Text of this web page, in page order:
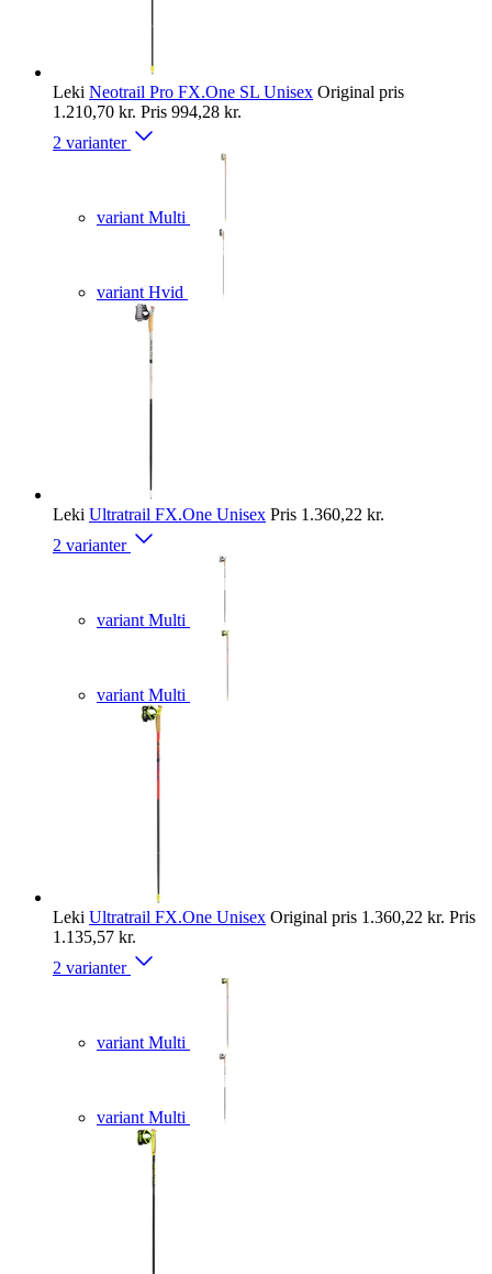
Leki Neotrail Pro FX.One SL Unisex Original pris
1.210,70 kr. Pris 994,28 kr.
2 varianter
variant Multi
variant Hvid
Leki Ultratrail FX.One Unisex Pris 1.360,22 kr.
2 varianter
variant Multi
variant Multi
Leki Ultratrail FX.One Unisex Original pris 1.360,22 kr. Pris
1.135,57 kr.
2 varianter
variant Multi
variant Multi